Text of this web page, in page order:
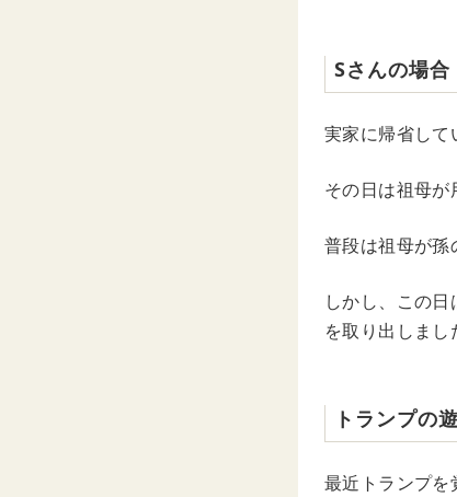
Sさんの場合
実家に帰省して
その日は祖母が
普段は祖母が孫
しかし、この
を取り出しまし
トランプの
最近トランプを